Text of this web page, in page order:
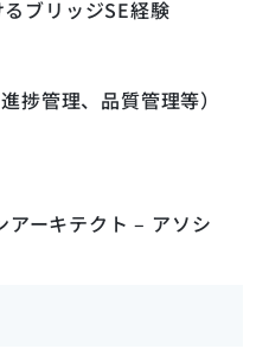
スペシャリスト
ブリッジSE経験
捗管理、品質管理等）
アーキテクト – アソシ